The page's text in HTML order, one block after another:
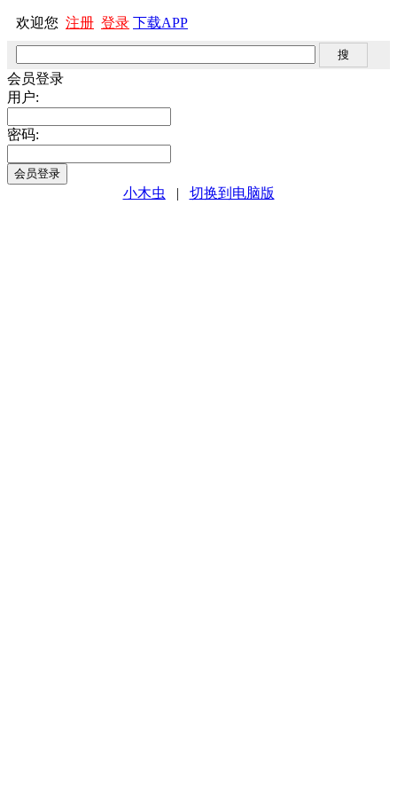
欢迎您 注册 登录 下载APP
会员登录
用户:
密码:
小木虫 | 切换到电脑版